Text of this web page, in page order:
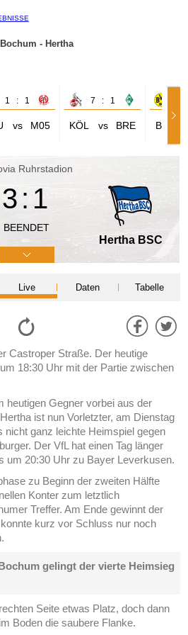
- Hertha
1 : 1
vs M05
7 : 1
KÖL vs BRE BVB
Ruhrstadion
3:1
BEENDET
Hertha BSC
Live Daten Tabelle
Castroper Straße. Der heutige
18:30 Uhr mit der Partie zwischen
heutigen Gegner vorbei aus der
ist nun Vorletzter, am Dienstag
nicht ganz leichte Heimspiel gegen
Der VfL hat einen Tag länger
um 20:30 Uhr zu Bayer Leverkusen.
zu Beginn der zweiten Hälfte
Konter zum letztlich
Treffer. Am Ende gewinnt der
kurz vor Schluss nur noch
gelingt der vierte Heimsieg
Seite etwas Platz, doch dann
Boden die saubere Flanke.